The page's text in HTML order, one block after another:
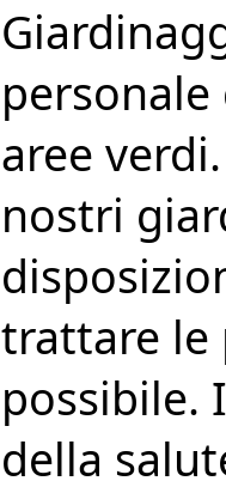
aree
nostri
trattare le
possibile.
della